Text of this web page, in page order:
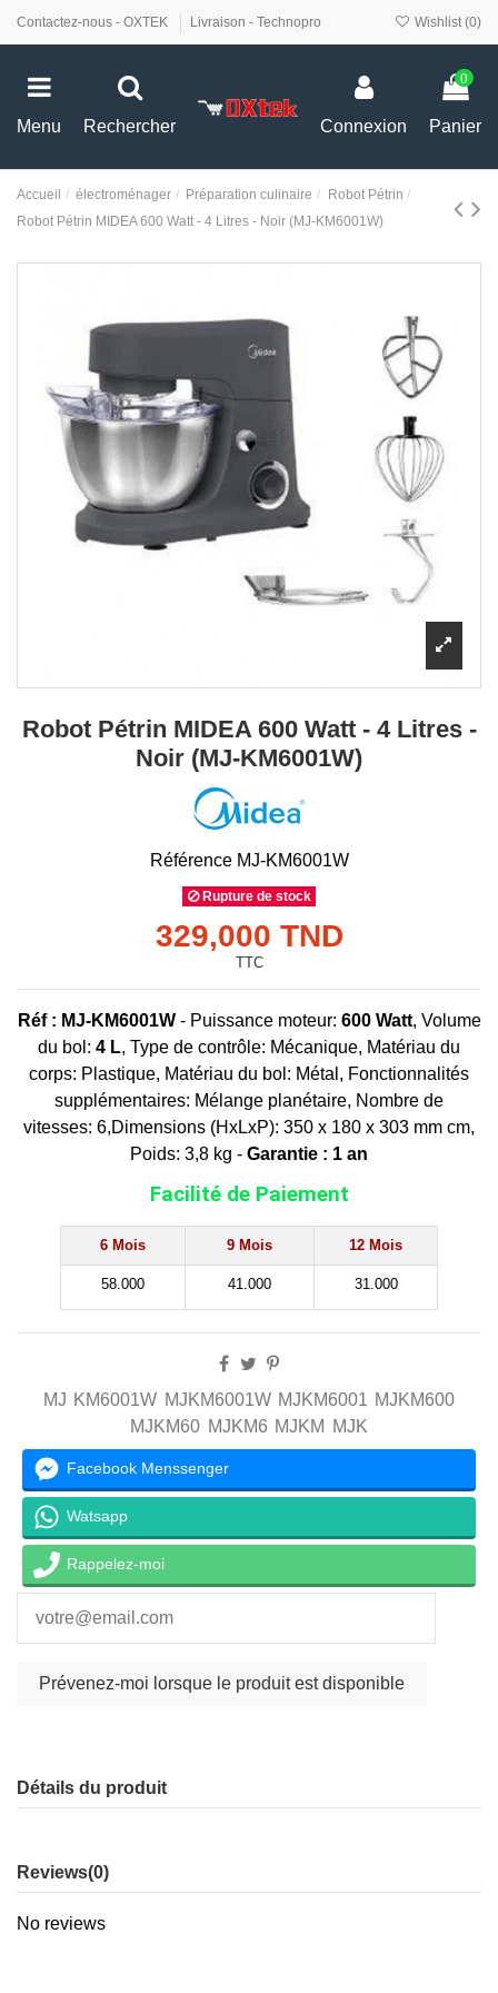
Contactez-nous - OXTEK Livraison - Technopro Wishlist (0)
Menu Rechercher Connexion
0
Panier
Accueil électroménager Préparation culinaire
Robot Pétrin
Robot Pétrin MIDEA 600 Watt - 4 Litres - Noir (MJ-KM6001W)
Robot Pétrin MIDEA 600 Watt - 4 Litres -
Noir (MJ-KM6001W)
Référence MJ-KM6001W
Rupture de stock
329,000 TND
TTC
Réf : MJ-KM6001W - Puissance moteur: 600 Watt, Volume
du bol: 4 L, Type de contrôle: Mécanique, Matériau du
corps: Plastique, Matériau du bol: Métal, Fonctionnalités
supplémentaires: Mélange planétaire, Nombre de
vitesses: 6,Dimensions (HxLxP): 350 x 180 x 303 mm cm,
Poids: 3,8 kg - Garantie : 1 an
Facilité de Paiement
6 Mois 9 Mois 12 Mois
58.000 41.000 31.000
MJ KM6001W MJKM6001W MJKM6001 MJKM600
MJKM60 MJKM6 MJKM MJK
Facebook Menssenger
Watsapp
Rappelez-moi
Détails du produit
Reviews(0)
No reviews